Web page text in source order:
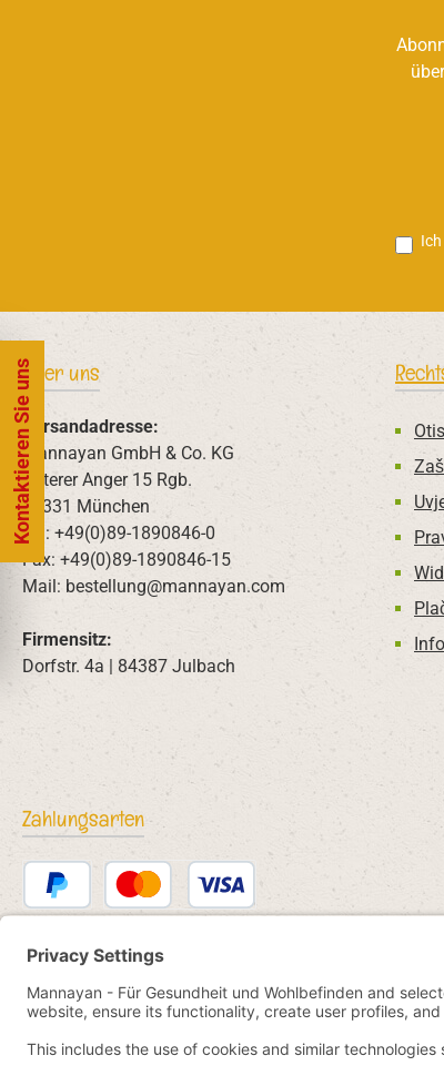
Über uns
Versandadresse:
Mannayan GmbH & Co. KG
Unterer Anger 15 Rgb.
80331 München
Tel: +49(0)89-1890846-0
Fax: +49(0)89-1890846-15
Mail: bestellung@mannayan.com
Firmensitz:
Dorfstr. 4a | 84387 Julbach
Zahlungsarten
PayPal Kredit- oder Debitkarte
Bancontact SEPA Lastschrift
eps
iDEAL Przelewy24
Kontaktieren Sie uns